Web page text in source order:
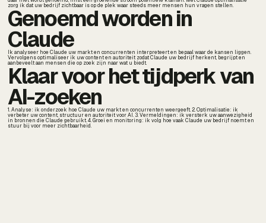
zorg ik dat uw bedrijf zichtbaar is op de plek waar steeds meer mensen hun vragen stellen.
Genoemd worden in
Claude
Ik analyseer hoe Claude uw markt en concurrenten interpreteert en bepaal waar de kansen liggen.
Vervolgens optimaliseer ik uw content en autoriteit zodat Claude uw bedrijf herkent, begrijpt en
aanbeveelt aan mensen die op zoek zijn naar wat u biedt.
Klaar voor het tijdperk van
AI-zoeken
1. Analyse: ik onderzoek hoe Claude uw markt en concurrenten weergeeft. 2. Optimalisatie: ik
verbeter uw content, structuur en autoriteit voor AI. 3. Vermeldingen: ik versterk uw aanwezigheid
in bronnen die Claude gebruikt. 4. Groei en monitoring: ik volg hoe vaak Claude uw bedrijf noemt en
stuur bij voor meer zichtbaarheid.